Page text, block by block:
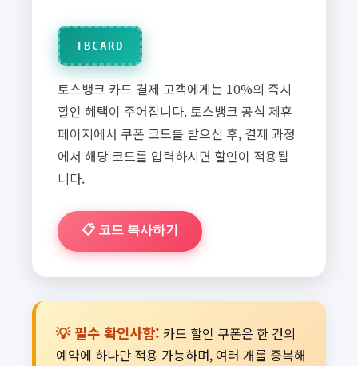
TBCARD
토스뱅크 카드 결제 고객에게는 10%의 즉시
할인 혜택이 주어집니다. 토스뱅크 공식 제휴
페이지에서 쿠폰 코드를 받으신 후, 결제 과정
에서 해당 코드를 입력하시면 할인이 적용됩
니다.
📋 코드 복사하기
💡 필수 확인사항: 카드 할인 쿠폰은 한 건의
예약에 하나만 적용 가능하며, 여러 개를 중복해